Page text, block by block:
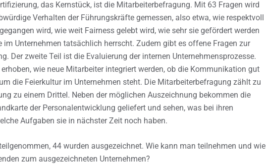
das Kernstück, ist die Mitarbeiterbefragung. Mit 63 Fragen wird
Verhalten der Führungskräfte gemessen, also etwa, wie respektvoll
wird, wie weit Fairness gelebt wird, wie sehr sie gefördert werden
im Unternehmen tatsächlich herrscht. Zudem gibt es offene Fragen zur
Der zweite Teil ist die Evaluierung der internen Unternehmensprozesse.
wie neue Mitarbeiter integriert werden, ob die Kommunikation gut
die Feierkultur im Unternehmen steht. Die Mitarbeiterbefragung zählt zu
zu einem Drittel. Neben der möglichen Auszeichnung bekommen die
der Personalentwicklung geliefert und sehen, was bei ihren
Aufgaben sie in nächster Zeit noch haben.
44 wurden ausgezeichnet. Wie kann man teilnehmen und wie
zum ausgezeichneten Unternehmen?